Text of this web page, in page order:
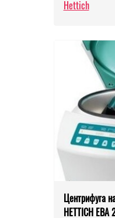
Hettich
Центрифуга
HETTICH ЕВА